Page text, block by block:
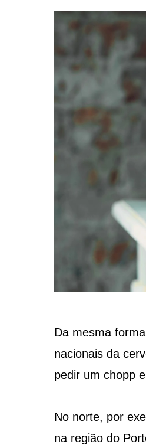
Da mesma
nacionais da
pedir um chopp
No norte, por
na região do